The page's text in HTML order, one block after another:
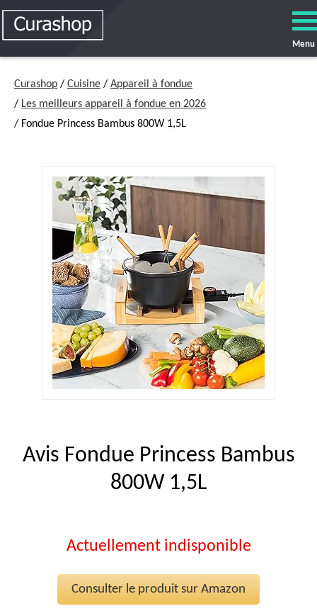
Menu
Curashop / Cuisine / Appareil à fondue
/ Les meilleurs appareil à fondue en 2026
/ Fondue Princess Bambus 800W 1,5L
Avis Fondue Princess Bambus
800W 1,5L
Actuellement indisponible
Consulter le produit sur Amazon